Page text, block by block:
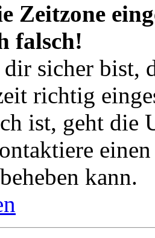
Zeitzone
falsch!
sicher bist,
richtig
ist, geht die
kann.